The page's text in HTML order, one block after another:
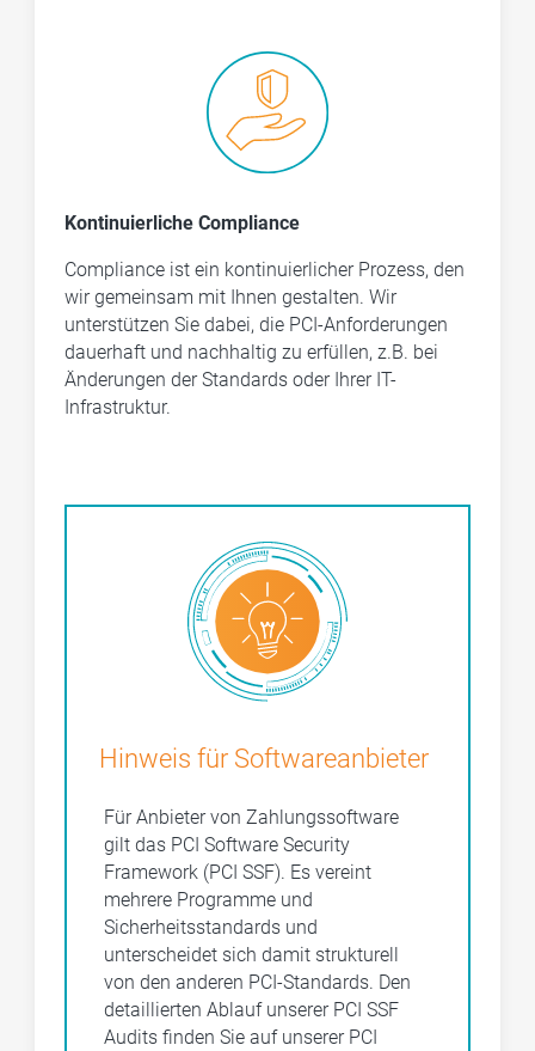
Kontinuierliche Compliance
Compliance ist ein kontinuierlicher Prozess, den
wir gemeinsam mit Ihnen gestalten. Wir
unterstützen Sie dabei, die PCI-Anforderungen
dauerhaft und nachhaltig zu erfüllen, z.B. bei
Änderungen der Standards oder Ihrer IT-
Infrastruktur.
Hinweis für Softwareanbieter
Für Anbieter von Zahlungssoftware
gilt das PCI Software Security
Framework (PCI SSF). Es vereint
mehrere Programme und
Sicherheitsstandards und
unterscheidet sich damit strukturell
von den anderen PCI-Standards. Den
detaillierten Ablauf unserer PCI SSF
Audits finden Sie auf unserer PCI